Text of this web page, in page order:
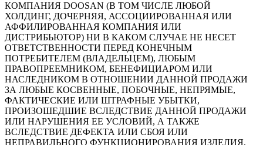
КОМПАНИЯ DOOSAN (В ТОМ ЧИСЛЕ ЛЮБОЙ
ХОЛДИНГ, ДОЧЕРНЯЯ, АССОЦИИРОВАННАЯ ИЛИ
АФФИЛИРОВАННАЯ КОМПАНИЯ ИЛИ
ДИСТРИБЬЮТОР) НИ В КАКОМ СЛУЧАЕ НЕ НЕСЕТ
ОТВЕТСТВЕННОСТИ ПЕРЕД КОНЕЧНЫМ
ПОТРЕБИТЕЛЕМ (ВЛАДЕЛЬЦЕМ), ЛЮБЫМ
ПРАВОПРЕЕМНИКОМ, БЕНЕФИЦИАРОМ ИЛИ
НАСЛЕДНИКОМ В ОТНОШЕНИИ ДАННОЙ ПРОДАЖИ
ЗА ЛЮБЫЕ КОСВЕННЫЕ, ПОБОЧНЫЕ, НЕПРЯМЫЕ,
ФАКТИЧЕСКИЕ ИЛИ ШТРАФНЫЕ УБЫТКИ,
ПРОИЗОШЕДШИЕ ВСЛЕДСТВИЕ ДАННОЙ ПРОДАЖИ
ИЛИ НАРУШЕНИЯ ЕЕ УСЛОВИЙ, А ТАКЖЕ
ВСЛЕДСТВИЕ ДЕФЕКТА ИЛИ СБОЯ ИЛИ
НЕПРАВИЛЬНОГО ФУНКЦИОНИРОВАНИЯ ИЗДЕЛИЯ,